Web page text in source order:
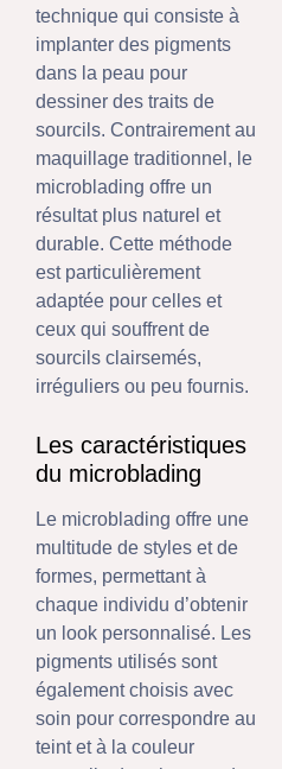
technique qui consiste à
implanter des pigments
dans la peau pour
dessiner des traits de
sourcils. Contrairement au
maquillage traditionnel, le
microblading offre un
résultat plus naturel et
durable. Cette méthode
est particulièrement
adaptée pour celles et
ceux qui souffrent de
sourcils clairsemés,
irréguliers ou peu fournis.
Les caractéristiques
du microblading
Le microblading offre une
multitude de styles et de
formes, permettant à
chaque individu d’obtenir
un look personnalisé. Les
pigments utilisés sont
également choisis avec
soin pour correspondre au
teint et à la couleur